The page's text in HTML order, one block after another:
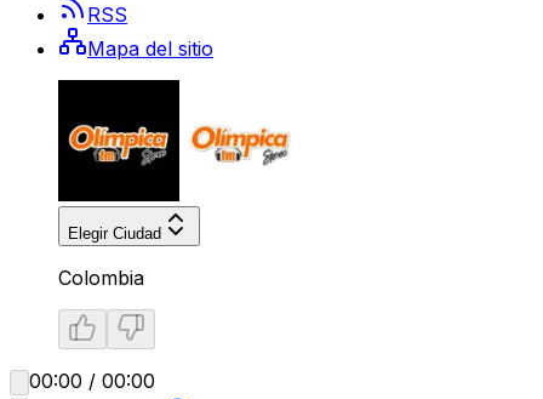
RSS
Mapa del sitio
Elegir Ciudad
Colombia
00:00 / 00:00